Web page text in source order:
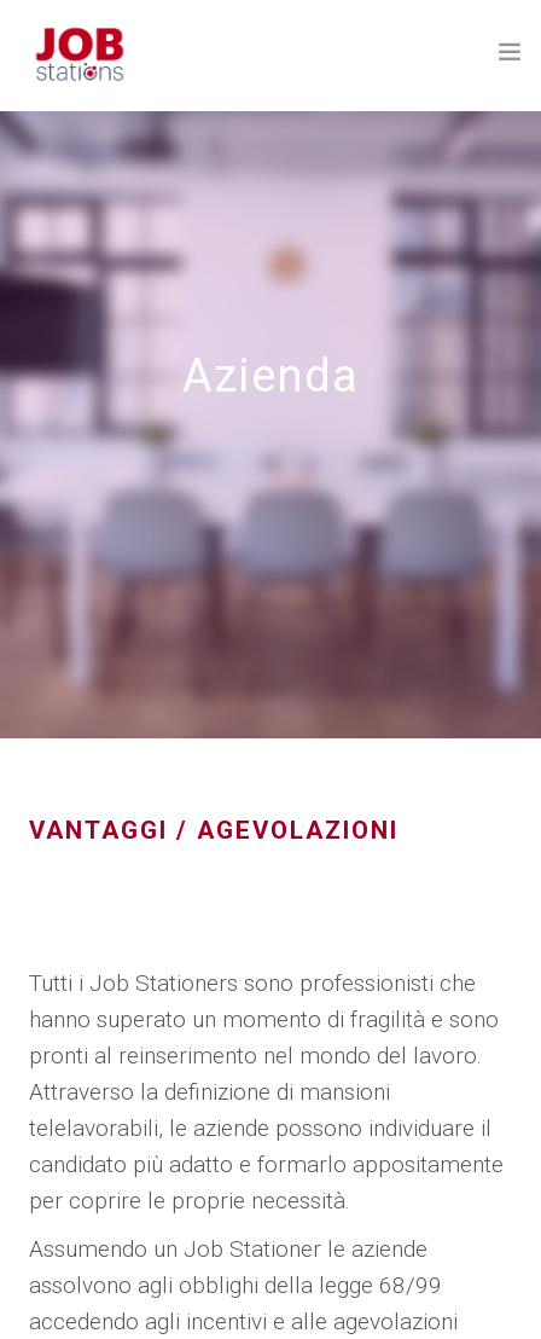
HOME
L’ECOSISTEMA
PERCHÉ FUNZIONA
CONTATTACI
FAQ E RISORSE
Azienda
VANTAGGI / AGEVOLAZIONI
Tutti i Job Stationers sono professionisti che
hanno superato un momento di fragilità e sono
pronti al reinserimento nel mondo del lavoro.
Attraverso la definizione di mansioni
telelavorabili, le aziende possono individuare il
candidato più adatto e formarlo appositamente
per coprire le proprie necessità.
Assumendo un Job Stationer le aziende
assolvono agli obblighi della legge 68/99
accedendo agli incentivi e alle agevolazioni